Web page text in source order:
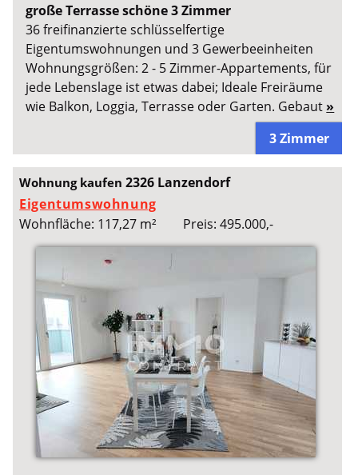
große Terrasse schöne 3 Zimmer
36 freifinanzierte schlüsselfertige
Eigentumswohnungen und 3 Gewerbeeinheiten
Wohnungsgrößen: 2 - 5 Zimmer-Appartements, für
jede Lebenslage ist etwas dabei; Ideale Freiräume
wie Balkon, Loggia, Terrasse oder Garten. Gebaut »
3 Zimmer
Wohnung kaufen2326 Lanzendorf
Eigentumswohnung
Wohnfläche: 117,27 m²
Preis: 495.000,-